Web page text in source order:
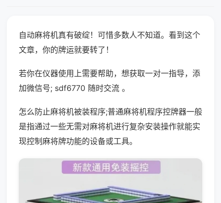
自动麻将机真有破绽！可惜多数人不知道。看到这个
文章，你的牌运就要转了！
若你在仪器使用上需要帮助，想获取一对一指导，添
加微信号; sdf6770 随时交流 。
怎么防止麻将机被装程序;普通麻将机程序控牌器一般
是指通过一些无需对麻将机进行复杂安装操作就能实
现控制麻将牌功能的设备或工具。